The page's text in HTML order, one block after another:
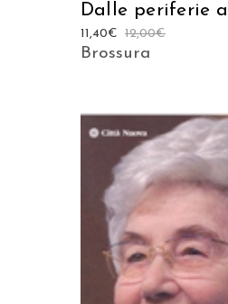
Dalle periferie
12,00€
11,40€
Brossura